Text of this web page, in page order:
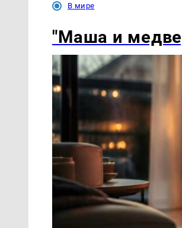
В мире
"Маша и